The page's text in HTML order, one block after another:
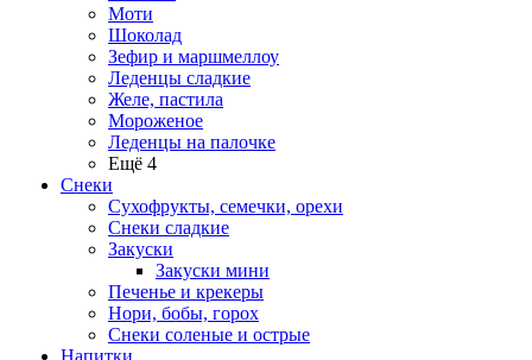
Моти
Шоколад
Зефир и маршмеллоу
Леденцы сладкие
Желе, пастила
Мороженое
Леденцы на палочке
Ещё 4
Снеки
Сухофрукты, семечки, орехи
Снеки сладкие
Закуски
Закуски мини
Печенье и крекеры
Нори, бобы, горох
Снеки соленые и острые
Напитки